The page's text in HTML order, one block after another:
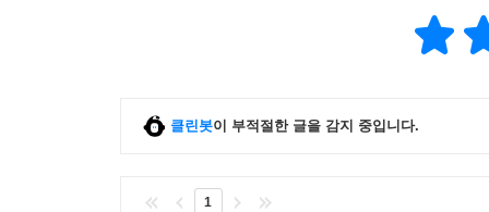
클린봇이 부적절한 글을 감지 중입니다.
1